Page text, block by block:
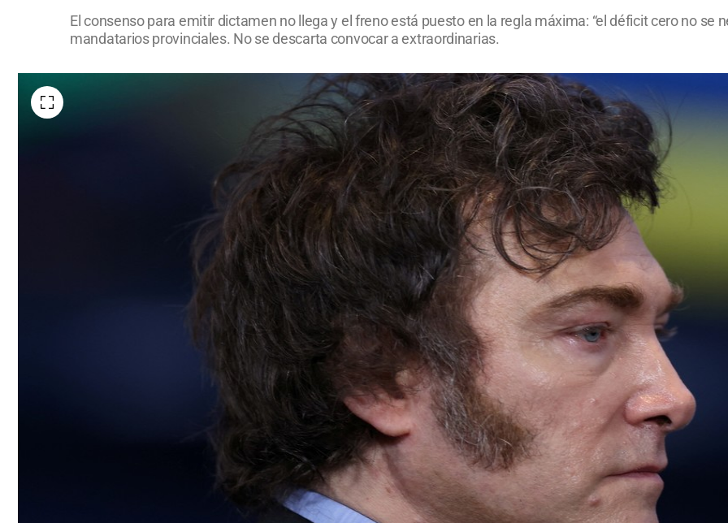
El consenso para emitir dictamen no llega y el freno está puesto en la regla máxima: “el déficit cero no se
mandatarios provinciales. No se descarta convocar a extraordinarias.